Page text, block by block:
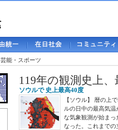
芸能・スポーツ
119年の観測史上
ソウルで 史上最高40度
【ソウル】 暦の上
ルの日中の最高気
な気象観測が始まっ
なった。これまで